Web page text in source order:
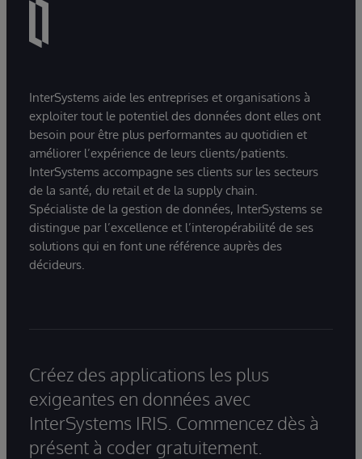
InterSystems aide les entreprises et organisations à
exploiter tout le potentiel des données dont elles ont
besoin pour être plus performantes au quotidien et
améliorer l’expérience de leurs clients/patients.
InterSystems accompagne ses clients sur les secteurs
de la santé, du retail et de la supply chain.
Spécialiste de la gestion de données, InterSystems se
distingue par l’excellence et l’interopérabilité de ses
solutions qui en font une référence auprès des
décideurs.
Créez des applications les plus
exigeantes en données avec
InterSystems IRIS. Commencez dès à
présent à coder gratuitement.